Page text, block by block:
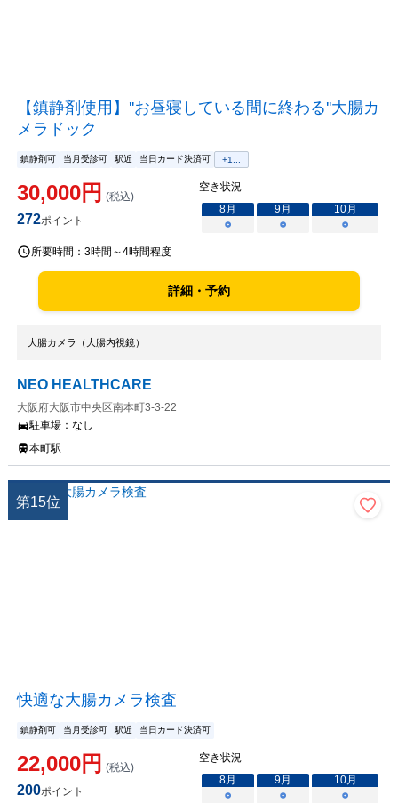
【鎮静剤使用】''お昼寝している間に終わる''大腸カ
メラドック
鎮静剤可 当月受診可 駅近 当日カード決済可 +1...
30,000円 (税込)
272ポイント
空き状況
8月 9月 10月
○
○ ○
所要時間： 3時間～4時間程度
詳細・予約
大腸カメラ（大腸内視鏡）
NEO HEALTHCARE
大阪府大阪市中央区南本町3-3-22
駐車場： なし
本町駅
第15位
快適な大腸カメラ検査
鎮静剤可 当月受診可 駅近 当日カード決済可
22,000円 (税込)
200ポイント
空き状況
8月 9月 10月
○
○ ○